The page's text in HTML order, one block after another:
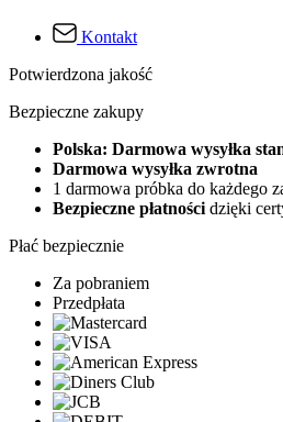
Kontakt
Potwierdzona jakość
Bezpieczne zakupy
Polska: Darmowa wysyłka
Darmowa wysyłka zwrotna
1 darmowa próbka do każdego
Bezpieczne płatności dzięki
Płać bezpiecznie
Za pobraniem
Przedpłata